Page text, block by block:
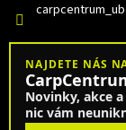
carpcentrum_ub
NAJDETE NÁS
Novinky, akce
nic vám